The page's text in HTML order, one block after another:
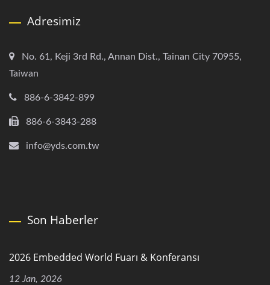
Adresimiz
No. 61, Keji 3rd Rd., Annan Dist., Tainan City 70955,
Taiwan
886-6-3842-899
886-6-3843-288
info@yds.com.tw
Son Haberler
2026 Embedded World Fuarı & Konferansı
12 Jan, 2026